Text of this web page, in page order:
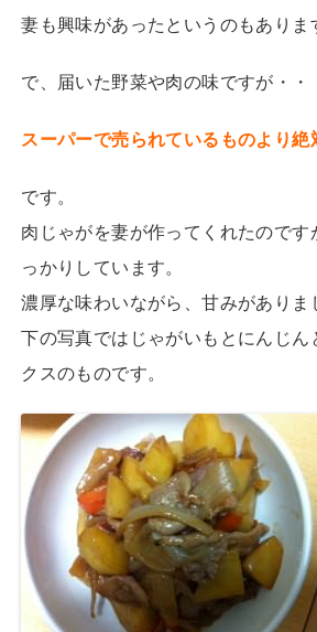
妻も興味があったというのもありま
で、届いた野菜や肉の味ですが・・
スーパーで売られているものより絶
です。
肉じゃがを妻が作ってくれたのです
っかりしています。
濃厚な味わいながら、甘みがありま
下の写真ではじゃがいもとにんじん
クスのものです。